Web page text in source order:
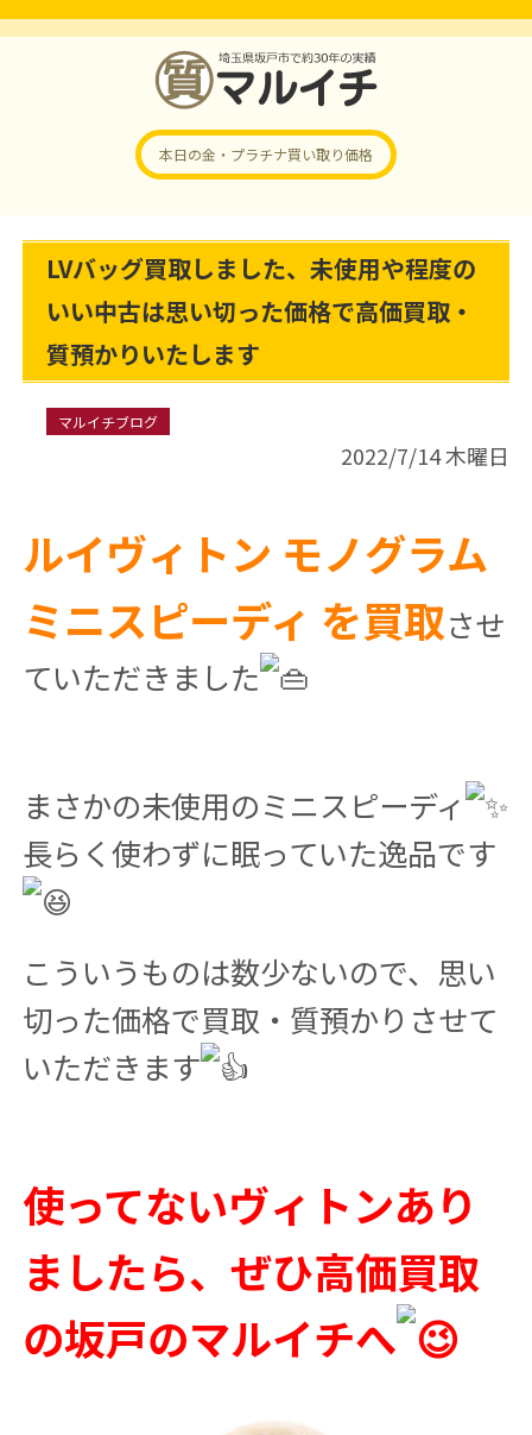
本日の金・プラチナ買い取り価格
LVバッグ買取しました、未使用や程度の
いい中古は思い切った価格で高価買取・
質預かりいたします
マルイチブログ
2022/7/14 木曜日
ルイヴィトン モノグラム
ミニスピーディ を買取させ
ていただきました
まさかの未使用のミニスピーディ
長らく使わずに眠っていた逸品です
こういうものは数少ないので、思い
切った価格で買取・質預かりさせて
いただきます
使ってないヴィトンあり
ましたら、ぜひ高価買取
の坂戸のマルイチへ